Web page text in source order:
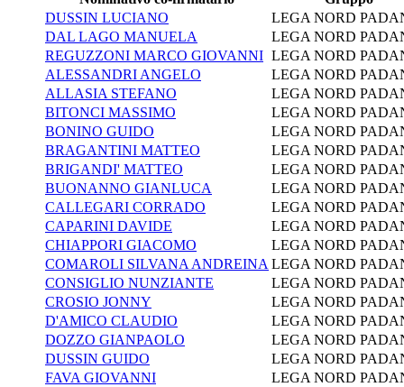
DUSSIN LUCIANO
LEGA NORD
DAL LAGO MANUELA
LEGA NORD
REGUZZONI MARCO GIOVANNI LEGA NORD
ALESSANDRI ANGELO
LEGA NORD
ALLASIA STEFANO
LEGA NORD
BITONCI MASSIMO
LEGA NORD
BONINO GUIDO
LEGA NORD
BRAGANTINI MATTEO
LEGA NORD
BRIGANDI' MATTEO
LEGA NORD
BUONANNO GIANLUCA
LEGA NORD
CALLEGARI CORRADO
LEGA NORD
CAPARINI DAVIDE
LEGA NORD
CHIAPPORI GIACOMO
LEGA NORD
COMAROLI SILVANA ANDREINA LEGA NORD
CONSIGLIO NUNZIANTE
LEGA NORD
CROSIO JONNY
LEGA NORD
D'AMICO CLAUDIO
LEGA NORD
DOZZO GIANPAOLO
LEGA NORD
DUSSIN GUIDO
LEGA NORD
FAVA GIOVANNI
LEGA NORD